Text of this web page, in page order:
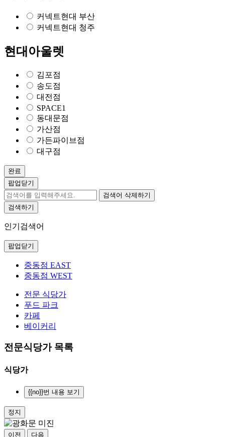
커넥트현대 부산
커넥트현대 청주
현대아울렛
김포점
송도점
대전점
SPACE1
동대문점
가산점
가든파이브점
대구점
완료
팝업닫기
검색어 삭제하기
검색하기
인기검색어
팝업닫기
중동점 EAST
중동점 WEST
전문 식당가
푸드 파크
카페
베이커리
전문식당가 목록
식당가
{{no}}번 내용 보기
정지
이전 다음